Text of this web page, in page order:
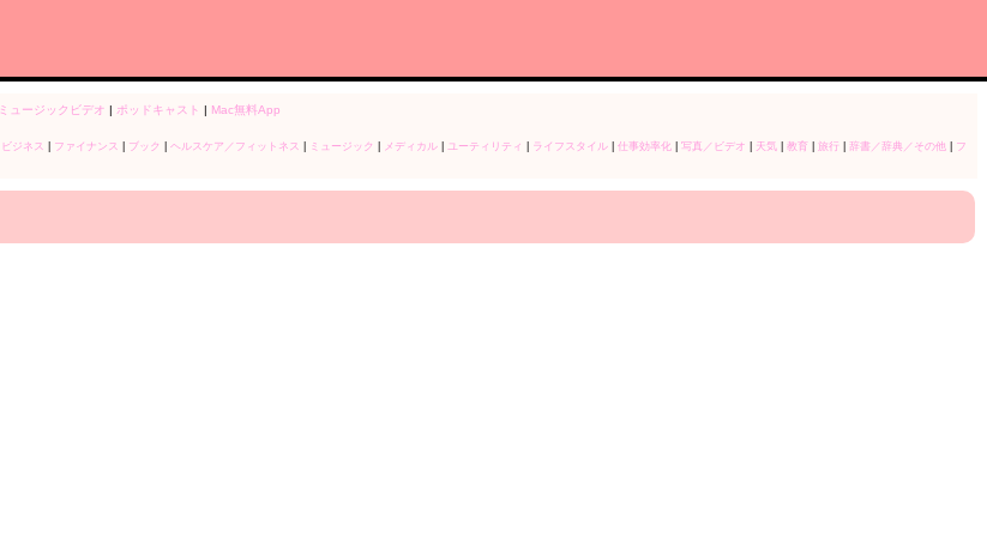
ミュージックビデオ | ポッドキャスト | Mac無料App
ビジネス ファイナンス ブック ヘルスケア／フィットネス ミュージック メディカル| ユーティリティ ライフスタイル| 仕事効率化| 写真／ビデオ 天気| 教育| 旅行| 辞書／辞典／その他|
フ